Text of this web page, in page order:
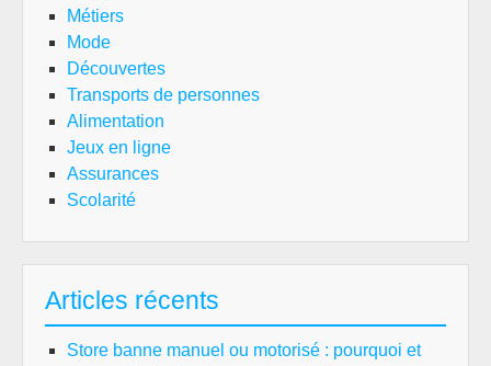
Métiers
Mode
Découvertes
Transports de personnes
Alimentation
Jeux en ligne
Assurances
Scolarité
Articles récents
Store banne manuel ou motorisé : pourquoi et